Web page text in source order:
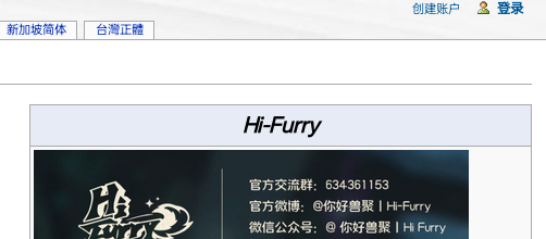
Hi-Furry
新加坡简体 台灣正體
创建账户 登录